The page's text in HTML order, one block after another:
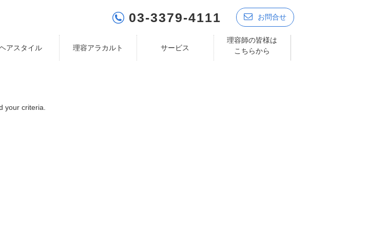
03-3379-4111 お問合せ
アスタイル 理容アラカルト サービス
理容師の皆様は
こちらから
your criteria.